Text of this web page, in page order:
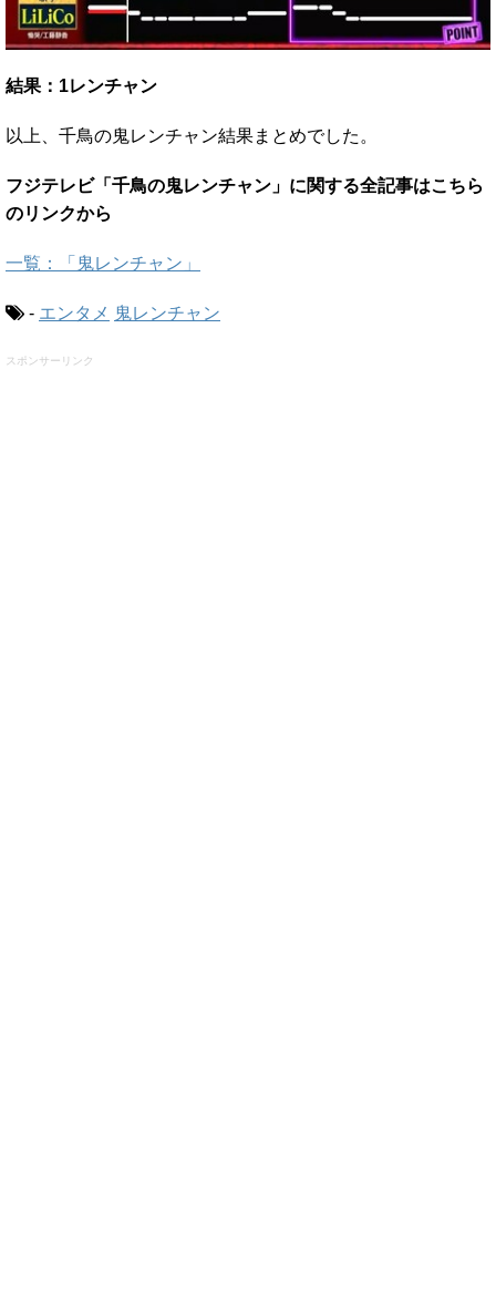
結果：1レンチャン
以上、千鳥の鬼レンチャン結果まとめでした。
フジテレビ「千鳥の鬼レンチャン」に関する全記事はこちら
のリンクから
一覧：「鬼レンチャン」
- エンタメ 鬼レンチャン
スポンサーリンク